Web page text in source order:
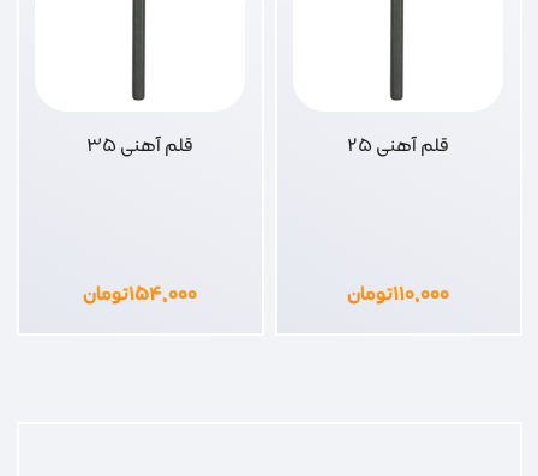
قلم آهنی 25
۱۱۰,۰۰۰تومان
قلم آهنی 35
۱۵۴,۰۰۰تومان